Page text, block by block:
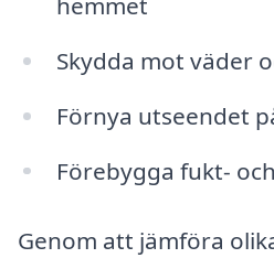
Skydda mot väder
Förnya utseendet
Förebygga fukt-
Genom att jämföra